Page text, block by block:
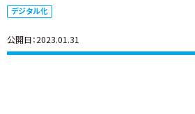
デジタル化
公開日：2023.01.31